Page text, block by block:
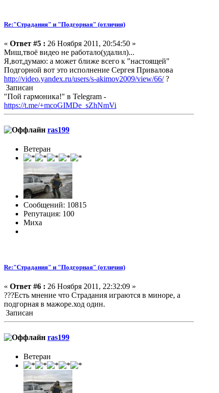
Re:"Страдания" и "Подгорная" (отличия)
« Ответ #5 : 26 Ноября 2011, 20:54:50 »
Миш,твоё видео не работало(удалил)...
Я,вот,думаю: а может ближе всего к "настоящей"
Подгорной вот это исполнение Сергея Привалова
http://video.yandex.ru/users/s-akimov2009/view/66/?
Записан
"Пой гармоника!" в Telegram -
https://t.me/+mcoGIMDe_sZhNmVi
ras199
Ветеран
Сообщений: 10815
Репутация: 100
Миха
Re:"Страдания" и "Подгорная" (отличия)
« Ответ #6 : 26 Ноября 2011, 22:32:09 »
???Есть мнение что Страдания играются в миноре, а
подгорная в мажоре.ход один.
Записан
ras199
Ветеран